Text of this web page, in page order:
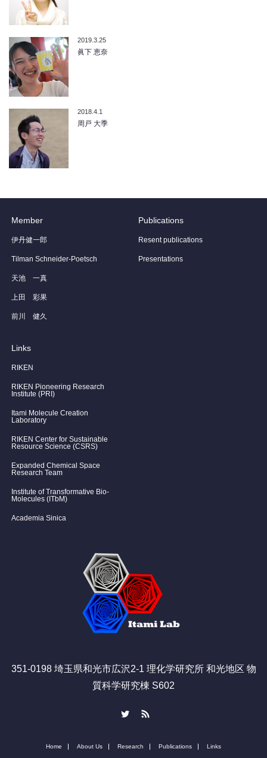
2019.3.25
眞下 恵奈
2018.4.1
周戸 大季
Member
伊丹健一郎
Tilman Schneider-Poetsch
天池 一真
上田 彩果
前川 健久
Publications
Resent publications
Presentations
Links
RIKEN
RIKEN Pioneering Research
Institute (PRI)
Itami Molecule Creation
Laboratory
RIKEN Center for Sustainable
Resource Science (CSRS)
Expanded Chemical Space
Research Team
Institute of Transformative Bio-
Molecules (ITbM)
Academia Sinica
351-0198 埼玉県和光市広沢2-1 理化学研究所 和光地区 物
質科学研究棟 S602
Home About Us Research Publications Links